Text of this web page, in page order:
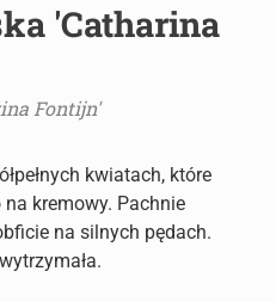
'Catharina
Fontijn'
kwiatach, które
kremowy. Pachnie
na silnych pędach.